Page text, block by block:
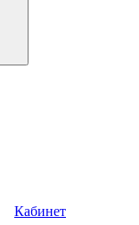
Кабинет